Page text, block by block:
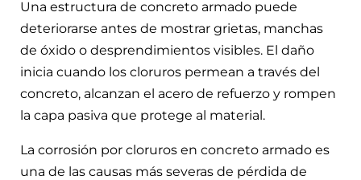
Una estructura de concreto armado puede
deteriorarse antes de mostrar grietas, manchas
de óxido o desprendimientos visibles. El daño
inicia cuando los cloruros permean a través del
concreto, alcanzan el acero de refuerzo y rompen
la capa pasiva que protege al material.
La corrosión por cloruros en concreto armado es
una de las causas más severas de pérdida de